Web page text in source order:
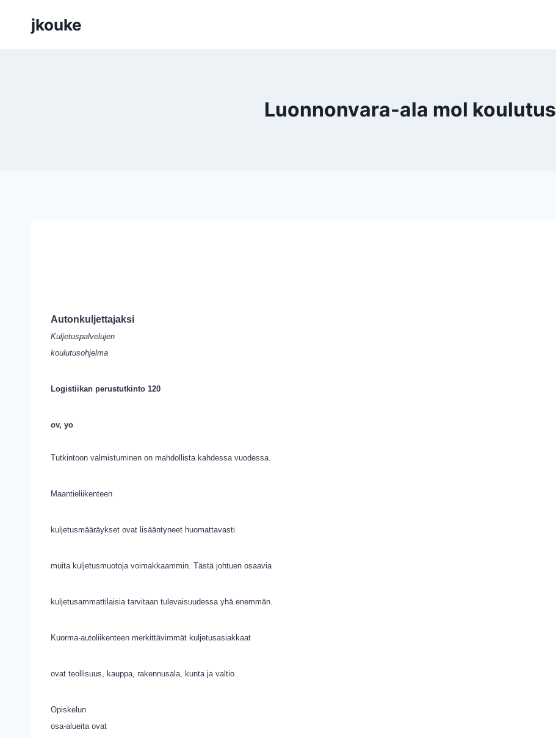
sisältöönjkouke
Luonnonvara-ala mol koulutus
Autonkuljettajaksi
Kuljetuspalvelujen
koulutusohjelma
Logistiikan perustutkinto 120
ov, yo
Tutkintoon valmistuminen on mahdollista kahdessa vuodessa.
Maantieliikenteen
kuljetusmääräykset ovat lisääntyneet huomattavasti
muita kuljetusmuotoja voimakkaammin. Tästä johtuen osaavia
kuljetusammattilaisia tarvitaan tulevaisuudessa yhä enemmän.
Kuorma-autoliikenteen merkittävimmät kuljetusasiakkaat
ovat teollisuus, kauppa, rakennusala, kunta ja valtio.
Opiskelun
osa-alueita ovat